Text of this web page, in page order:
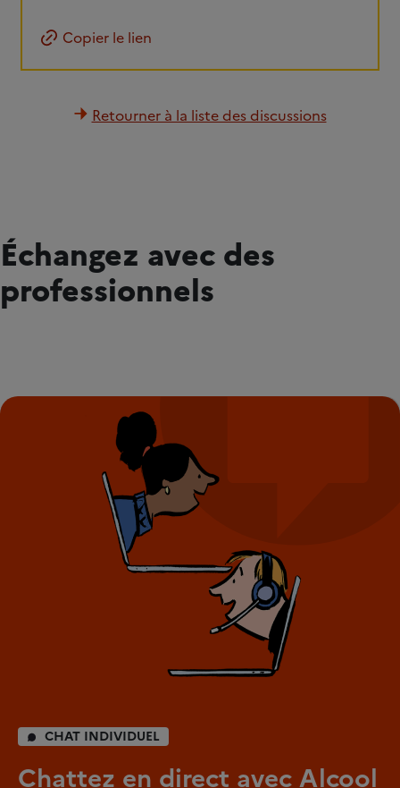
Copier le lien
Retourner à la liste des discussions
Échangez avec des
professionnels
CHAT INDIVIDUEL
Chattez en direct avec Alcool